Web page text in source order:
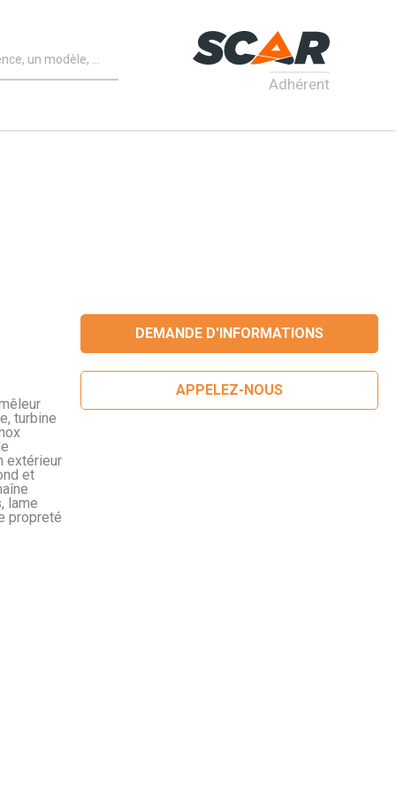
Adhérent
turbine
extérieur
et
lame
propreté
DEMANDE D'INFORMATIONS
APPELEZ-NOUS